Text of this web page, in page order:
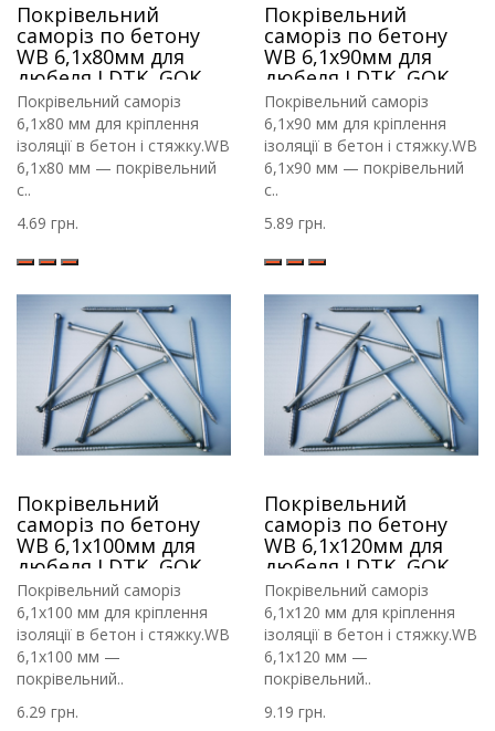
Покрівельний
саморіз по бетону
WB 6,1х80мм для
дюбеля LDTK, GOK,
RIF
Покрівельний саморіз
6,1х80 мм для кріплення
ізоляції в бетон і стяжку.WB
6,1х80 мм — покрівельний
с..
4.69 грн.
Покрівельний
саморіз по бетону
WB 6,1х90мм для
дюбеля LDTK, GOK,
RIF
Покрівельний саморіз
6,1х90 мм для кріплення
ізоляції в бетон і стяжку.WB
6,1х90 мм — покрівельний
с..
5.89 грн.
Покрівельний
саморіз по бетону
WB 6,1х100мм для
дюбеля LDTK, GOK,
RIF
Покрівельний саморіз
6,1х100 мм для кріплення
ізоляції в бетон і стяжку.WB
6,1х100 мм —
покрівельний..
6.29 грн.
Покрівельний
саморіз по бетону
WB 6,1х120мм для
дюбеля LDTK, GOK,
RIF
Покрівельний саморіз
6,1х120 мм для кріплення
ізоляції в бетон і стяжку.WB
6,1х120 мм —
покрівельний..
9.19 грн.